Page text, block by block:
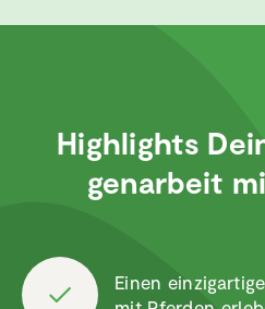
Highlights
gen­ar­beit
Einen